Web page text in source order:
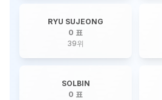
RYU SUJEONG
0 표
39위
SOLBIN
0 표